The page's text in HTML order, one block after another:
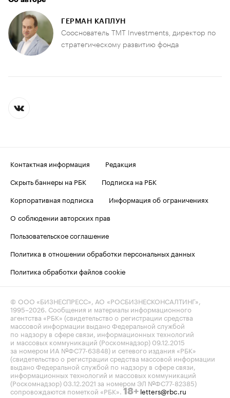
ГЕРМАН КАПЛУН
Сооснователь TMT Investments, директор по
стратегическому развитию фонда
Контактная информация
Редакция
Скрыть баннеры на РБК
Подписка на РБК
Корпоративная подписка
Информация об ограничениях
О соблюдении авторских прав
Пользовательское соглашение
Политика в отношении обработки персональных данных
Политика обработки файлов cookie
© ООО «БИЗНЕСПРЕСС», АО «РОСБИЗНЕСКОНСАЛТИНГ»,
1995–2026. Сообщения и материалы информационного
агентства «РБК» (свидетельство о регистрации средства
массовой информации выдано Федеральной службой
по надзору в сфере связи, информационных технологий
и массовых коммуникаций (Роскомнадзор) 09.12.2015
за номером ИА №ФС77-63848) и сетевого издания «РБК»
(свидетельство о регистрации средства массовой информации
выдано Федеральной службой по надзору в сфере связи,
информационных технологий и массовых коммуникаций
(Роскомнадзор) 03.12.2021 за номером ЭЛ №ФС77-82385)
сопровождаются пометкой «РБК». 18+ letters@rbc.ru